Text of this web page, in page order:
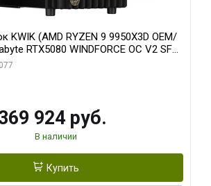
KWIK (AMD RYZEN 9 9950X3D OEM/
RTX5080 WINDFORCE OC V2 SFF
960 ГБ SSD)
924 руб.
В наличии
Купить